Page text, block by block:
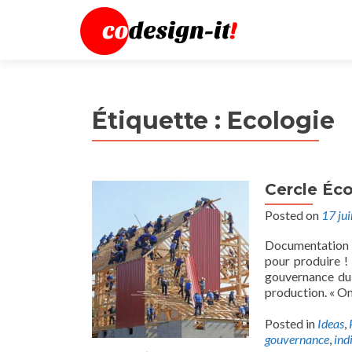
Étiquette : Ecologie
Cercle
Posted on 17
pour produire !
gouvernance
production. «
Posted in Ideas,
gouvernance,